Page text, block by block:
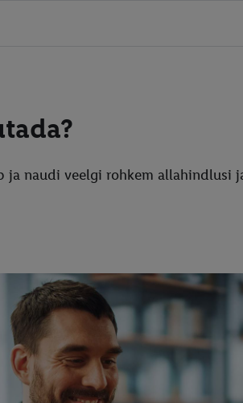
naudi veelgi rohkem allahindlusi